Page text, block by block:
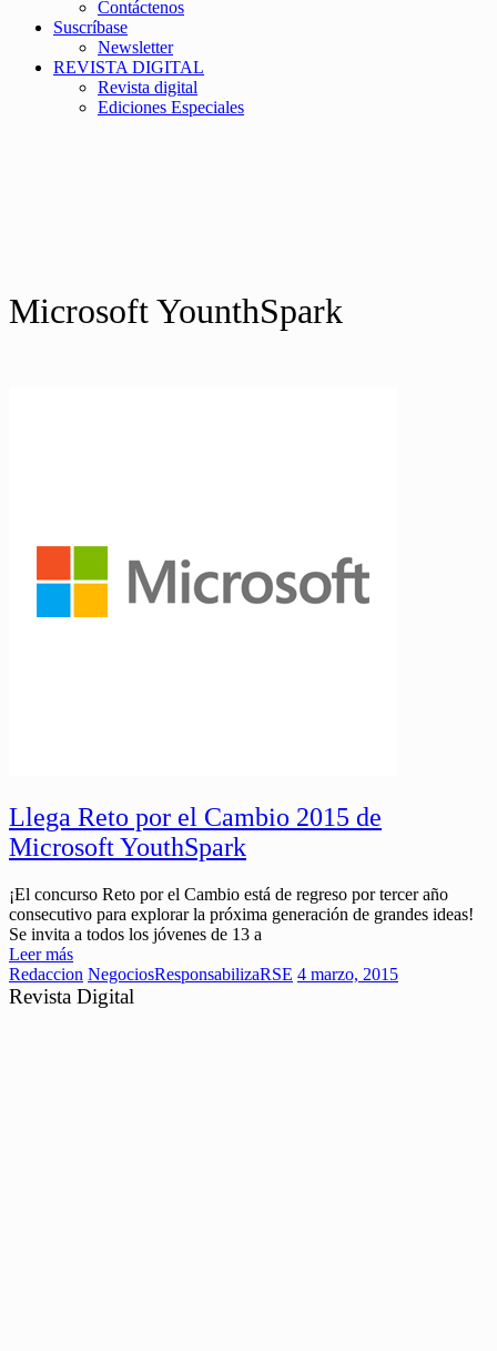
Contáctenos
Suscríbase
Newsletter
REVISTA DIGITAL
Revista digital
Ediciones Especiales
Microsoft YounthSpark
Llega Reto por el Cambio 2015 de
Microsoft YouthSpark
¡El concurso Reto por el Cambio está de regreso por tercer año
consecutivo para explorar la próxima generación de grandes ideas!
Se invita a todos los jóvenes de 13 a
Leer más
Redaccion NegociosResponsabilizaRSE 4 marzo, 2015
Revista Digital